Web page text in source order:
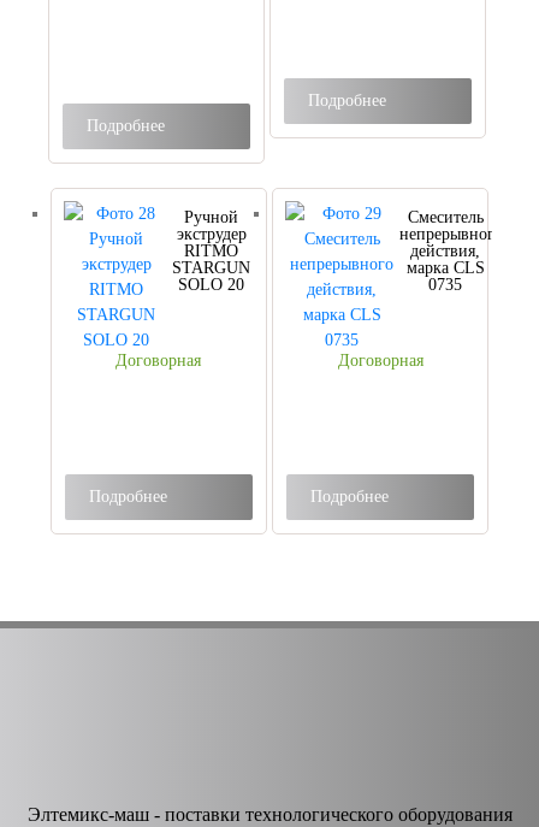
Подробнее
Подробнее
Ручной
экструдер
RITMO
STARGUN
SOLO 20
Договорная
Подробнее
Смеситель
непрерывного
действия,
марка CLS
0735
Договорная
Подробнее
Элтемикс-маш - поставки технологического оборудования